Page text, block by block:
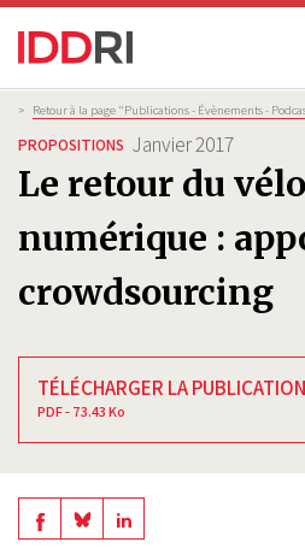
Aller
au
contenu
principal
Fil
d'Ariane
> Retour à la page "Publications - Évènements -
PROPOSITIONS Janvier 2017
Le retour du
numérique :
crowdsourcing
TÉLÉCHARGER LA PUBLICATION
PDF - 73.43 Ko
ShareShareShare